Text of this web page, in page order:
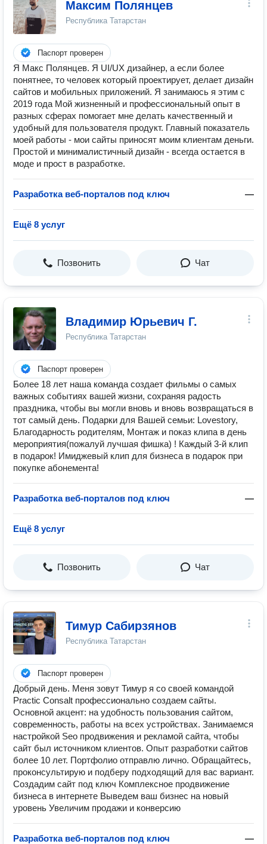
Максим Полянцев
Республика Татарстан
Паспорт проверен
Я Макс Полянцев. Я UI/UX дизайнер, а если более
понятнее, то человек который проектирует, делает дизайн
сайтов и мобильных приложений. Я занимаюсь я этим с
2019 года Мой жизненный и профессиональный опыт в
разных сферах помогает мне делать качественный и
удобный для пользователя продукт. Главный показатель
моей работы - мои сайты приносят моим клиентам деньги.
Простой и минималистичный дизайн - всегда остается в
моде и прост в разработке.
Разработка веб-порталов под ключ —
Ещё 8 услуг
Позвонить Чат
Владимир Юрьевич Г.
Республика Татарстан
Паспорт проверен
Более 18 лет наша команда создает фильмы о самых
важных событиях вашей жизни, сохраняя радость
праздника, чтобы вы могли вновь и вновь возвращаться в
тот самый день. Подарки для Вашей семьи: Lovestory,
Благодарность родителям, Монтаж и показ клипа в день
мероприятия(пожалуй лучшая фишка) ! Каждый 3-й клип
в подарок! Имиджевый клип для бизнеса в подарок при
покупке абонемента!
Разработка веб-порталов под ключ —
Ещё 8 услуг
Позвонить Чат
Тимур Сабирзянов
Республика Татарстан
Паспорт проверен
Добрый день. Меня зовут Тимур я со своей командой
Practic Consalt профессионально создаем сайты.
Основной акцент: на удобность пользования сайтом,
современность, работы на всех устройствах. Занимаемся
настройкой Seo продвижения и рекламой сайта, чтобы
сайт был источником клиентов. Опыт разработки сайтов
более 10 лет. Портфолио отправлю лично. Обращайтесь,
проконсультирую и подберу подходящий для вас вариант.
Создадим сайт под ключ Комплексное продвижение
бизнеса в интернете Выведем ваш бизнес на новый
уровень Увеличим продажи и конверсию
Разработка веб-порталов под ключ
—